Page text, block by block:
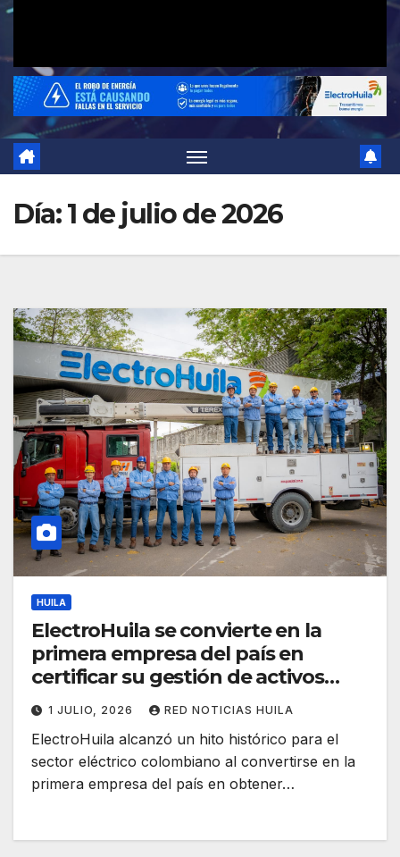
Día:1 de julio de 2026
HUILA
ElectroHuila se convierte en la
primera empresa del país en
certificar su gestión de activos
bajo la norma ISO 55001:2024
1 JULIO, 2026 RED NOTICIAS HUILA
ElectroHuila alcanzó un hito histórico para el
sector eléctrico colombiano al convertirse en la
primera empresa del país en obtener…